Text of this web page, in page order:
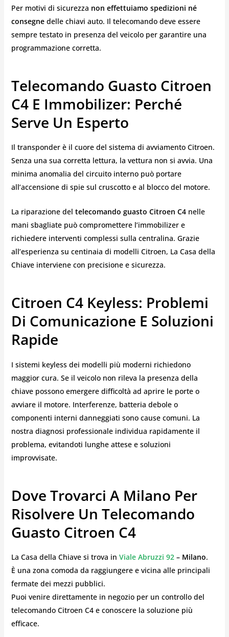
Per motivi di sicurezza non effettuiamo spedizioni né
consegnedelle chiavi auto. Il telecomando deve essere
sempre testato in presenza del veicolo per garantire una
programmazione corretta.
Telecomando Guasto Citroen
C4 E Immobilizer: Perché
Serve Un Esperto
Il transponder è il cuore del sistema di avviamento Citroen.
Senza una sua corretta lettura, la vettura non si avvia. Una
minima anomalia del circuito interno può portare
all’accensione di spie sul cruscotto e al blocco del motore.
La riparazione del telecomando guasto Citroen C4nelle
mani sbagliate può compromettere l’immobilizer e
richiedere interventi complessi sulla centralina. Grazie
all’esperienza su centinaia di modelli Citroen, La Casa della
Chiave interviene con precisione e sicurezza.
Citroen C4 Keyless: Problemi
Di Comunicazione E Soluzioni
Rapide
I sistemi keyless dei modelli più moderni richiedono
maggior cura. Se il veicolo non rileva la presenza della
chiave possono emergere difficoltà ad aprire le porte o
avviare il motore. Interferenze, batteria debole o
componenti interni danneggiati sono cause comuni. La
nostra diagnosi professionale individua rapidamente il
problema, evitandoti lunghe attese e soluzioni
improvvisate.
Dove Trovarci A Milano Per
Risolvere Un Telecomando
Guasto Citroen C4
La Casa della Chiave si trova in Viale Abruzzi 92 – Milano.
È una zona comoda da raggiungere e vicina alle principali
fermate dei mezzi pubblici.
Puoi venire direttamente in negozio per un controllo del
telecomando Citroen C4 e conoscere la soluzione più
efficace.